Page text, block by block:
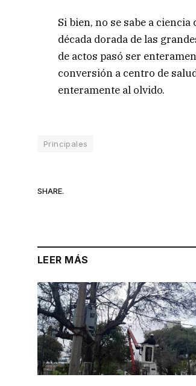
Si bien, no se sabe a
década dorada de las
de actos pasó ser
conversión a centro de
enteramente al olvido.
Principales
SHARE.
LEER MÁS